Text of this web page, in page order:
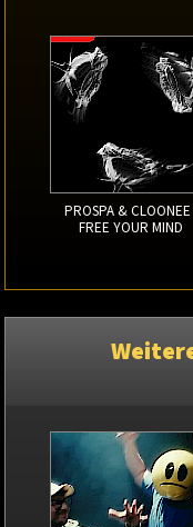
PROSPA &
FREE YOUR MIND